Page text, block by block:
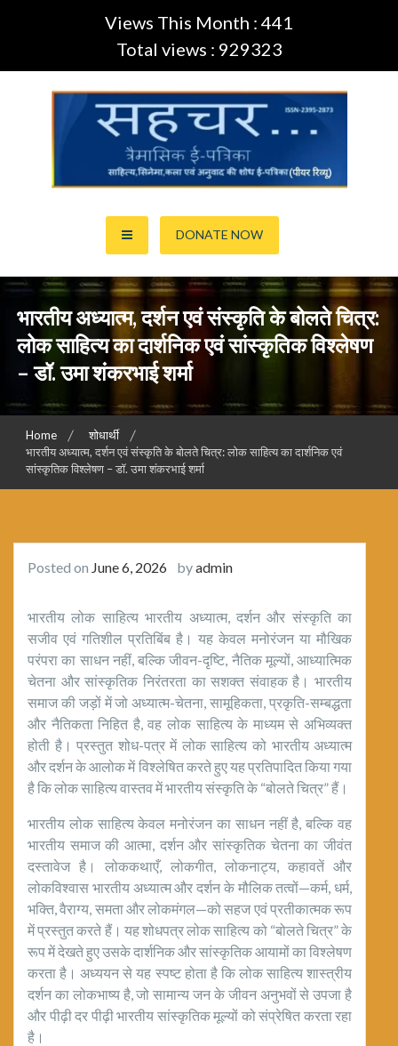
Views This Month : 441
Total views : 929323
सहचर ई-पत्रिका… (ISSN:2395-
2873)
DONATE NOW
भारतीय अध्यात्म, दर्शन एवं संस्कृति के बोलते चित्र:
लोक साहित्य का दार्शनिक एवं सांस्कृतिक विश्लेषण
– डॉ. उमा शंकरभाई शर्मा
Home
शोधार्थी
भारतीय अध्यात्म, दर्शन एवं संस्कृति के बोलते चित्र: लोक साहित्य का दार्शनिक एवं
सांस्कृतिक विश्लेषण – डॉ. उमा शंकरभाई शर्मा
Posted on June 6, 2026 byadmin
भारतीय लोक साहित्य भारतीय अध्यात्म, दर्शन और संस्कृति का
सजीव एवं गतिशील प्रतिबिंब है। यह केवल मनोरंजन या मौखिक
परंपरा का साधन नहीं, बल्कि जीवन-दृष्टि, नैतिक मूल्यों, आध्यात्मिक
चेतना और सांस्कृतिक निरंतरता का सशक्त संवाहक है। भारतीय
समाज की जड़ों में जो अध्यात्म-चेतना, सामूहिकता, प्रकृति-सम्बद्धता
और नैतिकता निहित है, वह लोक साहित्य के माध्यम से अभिव्यक्त
होती है। प्रस्तुत शोध-पत्र में लोक साहित्य को भारतीय अध्यात्म
और दर्शन के आलोक में विश्लेषित करते हुए यह प्रतिपादित किया गया
है कि लोक साहित्य वास्तव में भारतीय संस्कृति के “बोलते चित्र” हैं।
भारतीय लोक साहित्य केवल मनोरंजन का साधन नहीं है, बल्कि वह
भारतीय समाज की आत्मा, दर्शन और सांस्कृतिक चेतना का जीवंत
दस्तावेज है। लोककथाएँ, लोकगीत, लोकनाट्य, कहावतें और
लोकविश्वास भारतीय अध्यात्म और दर्शन के मौलिक तत्वों—कर्म, धर्म,
भक्ति, वैराग्य, समता और लोकमंगल—को सहज एवं प्रतीकात्मक रूप
में प्रस्तुत करते हैं। यह शोधपत्र लोक साहित्य को “बोलते चित्र” के
रूप में देखते हुए उसके दार्शनिक और सांस्कृतिक आयामों का विश्लेषण
करता है। अध्ययन से यह स्पष्ट होता है कि लोक साहित्य शास्त्रीय
दर्शन का लोकभाष्य है, जो सामान्य जन के जीवन अनुभवों से उपजा है
और पीढ़ी दर पीढ़ी भारतीय सांस्कृतिक मूल्यों को संप्रेषित करता रहा
है।